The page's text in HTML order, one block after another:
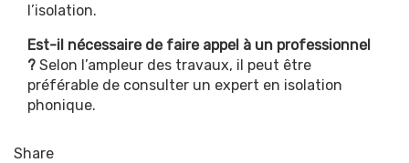
l’isolation.
Est-il nécessaire de faire appel à un professionnel
? Selon l’ampleur des travaux, il peut être
préférable de consulter un expert en isolation
phonique.
Share